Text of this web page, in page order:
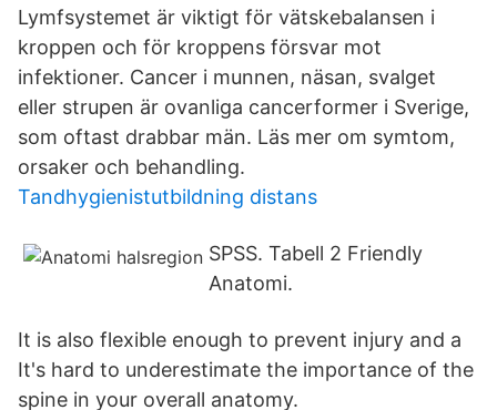
Lymfsystemet är viktigt för vätskebalansen i
kroppen och för kroppens försvar mot
infektioner. Cancer i munnen, näsan, svalget
eller strupen är ovanliga cancerformer i Sverige,
som oftast drabbar män. Läs mer om symtom,
orsaker och behandling.
Tandhygienistutbildning distans
SPSS. Tabell 2 Friendly
Anatomi.
It is also flexible enough to prevent injury and a
It's hard to underestimate the importance of the
spine in your overall anatomy.